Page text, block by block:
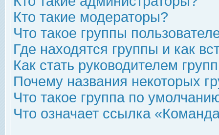
Кто такие модераторы?
Что такое группы
Где находятся группы и как
Как стать руководителем
Почему названия некоторых
Что такое группа по
Что означает ссылка